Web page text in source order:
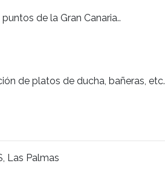
de la Gran Canaria..
de platos de ducha, bañeras, etc.
Las Palmas